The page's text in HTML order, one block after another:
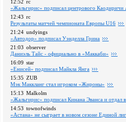
12:52 rc
«Жальгирис» подписал центрового
12:43 rc
Pезультаты матчей чемпионата Европы U16
21:24 undyings
«Автодор» подписал Уэнделла Грина
21:03 observer
Даниэль Тайс - официально в «Маккаби»
16:09 star
«Енисей» подписал Майкла Янга
15:35 ZUB
Мэк Маккланг стал игроком «Жироны»
15:13 Malkolm
«Жальгирис» подписал Кинана Эванса и отдал
14:53 townofwinds
«Астана» не сыграет в новом сезоне Единой